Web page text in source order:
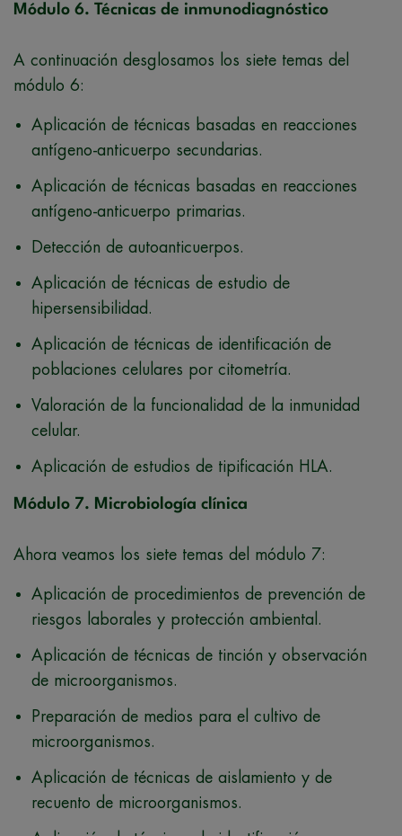
Módulo 6. Técnicas de inmunodiagnóstico
A continuación desglosamos los siete temas del
módulo 6:
Aplicación de técnicas basadas en reacciones
antígeno-anticuerpo secundarias.
Aplicación de técnicas basadas en reacciones
antígeno-anticuerpo primarias.
Detección de autoanticuerpos.
Aplicación de técnicas de estudio de
hipersensibilidad.
Aplicación de técnicas de identificación de
poblaciones celulares por citometría.
Valoración de la funcionalidad de la inmunidad
celular.
Aplicación de estudios de tipificación HLA.
Módulo 7. Microbiología clínica
Ahora veamos los siete temas del módulo 7:
Aplicación de procedimientos de prevención de
riesgos laborales y protección ambiental.
Aplicación de técnicas de tinción y observación
de microorganismos.
Preparación de medios para el cultivo de
microorganismos.
Aplicación de técnicas de aislamiento y de
recuento de microorganismos.